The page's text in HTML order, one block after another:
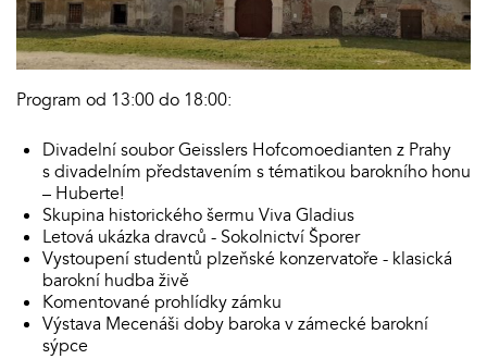
Program od 13:00 do 18:00:
Divadelní soubor Geisslers Hofcomoedianten z Prahy
s divadelním představením s tématikou barokního honu
– Huberte!
Skupina historického šermu Viva Gladius
Letová ukázka dravců - Sokolnictví Šporer
Vystoupení studentů plzeňské konzervatoře - klasická
barokní hudba živě
Komentované prohlídky zámku
Výstava Mecenáši doby baroka v zámecké barokní
sýpce